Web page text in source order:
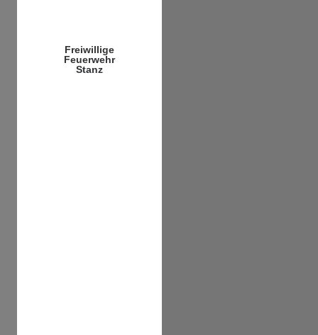
Freiwillige
Feuerwehr
Stanz